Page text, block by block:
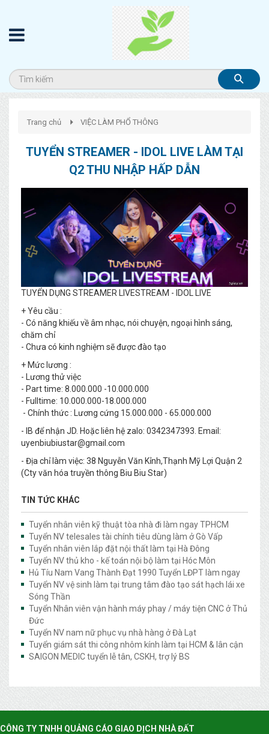
Trang chủ VIỆC LÀM PHỔ THÔNG
TUYỂN STREAMER - IDOL LIVE LÀM TẠI
Q2 THU NHẬP HẤP DẪN
TUYỂN DỤNG STREAMER LIVESTREAM - IDOL LIVE
+ Yêu cầu :
- Có năng khiếu về âm nhạc, nói chuyện, ngoại hình sáng,
chăm chỉ
- Chưa có kinh nghiệm sẽ được đào tạo
+ Mức lương :
- Lương thử việc
- Part time: 8.000.000 -10.000.000
- Fulltime: 10.000.000-18.000.000
- Chính thức : Lương cứng 15.000.000 - 65.000.000
- IB để nhận JD. Hoặc liên hệ zalo: 0342347393. Email:
uyenbiubiustar@gmail.com
- Địa chỉ làm việc: 38 Nguyễn Văn Kỉnh,Thạnh Mỹ Lợi Quận 2
(Cty văn hóa truyền thông Biu Biu Star)
TIN TỨC KHÁC
Tuyển nhân viên kỹ thuật tòa nhà đi làm ngay TPHCM
Tuyển NV telesales tài chính tiêu dùng làm ở Gò Vấp
Tuyển nhân viên lắp đặt nội thất làm tại Hà Đông
Tuyển NV thủ kho - kế toán nội bộ làm tại Hóc Môn
Hủ Tíu Nam Vang Thành Đạt 1990 Tuyển LĐPT làm ngay
Tuyển NV vệ sinh làm tại trung tâm đào tạo sát hạch lái xe
Sóng Thần
Tuyển Nhân viên vận hành máy phay / máy tiện CNC ở Thủ
Đức
Tuyển NV nam nữ phục vụ nhà hàng ở Đà Lạt
Tuyển giám sát thi công nhôm kính làm tại HCM & lân cận
SAIGON MEDIC tuyển lễ tân, CSKH, trợ lý BS
CÔNG TY TNHH QUẢNG CÁO GIAO DỊCH NHÀ ĐẤT